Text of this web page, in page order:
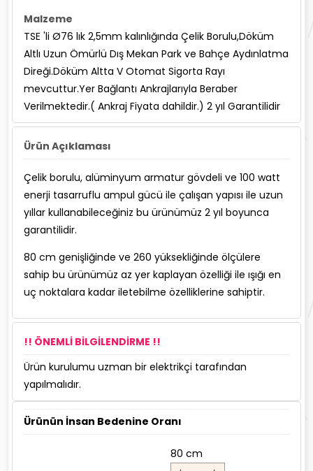
Malzeme
TSE 'li Ø76 lık 2,5mm kalınlığında Çelik Borulu,Döküm
Altlı Uzun Ömürlü Dış Mekan Park ve Bahçe Aydınlatma
Direği.Döküm Altta V Otomat Sigorta Rayı
mevcuttur.Yer Bağlantı Ankrajlarıyla Beraber
Verilmektedir.( Ankraj Fiyata dahildir.) 2 yıl Garantilidir
Ürün Açıklaması
Çelik borulu, alüminyum armatur gövdeli ve 100 watt
enerji tasarruflu ampul gücü ile çalışan yapısı ile uzun
yıllar kullanabileceğiniz bu ürünümüz 2 yıl boyunca
garantilidir.
80 cm genişliğinde ve 260 yüksekliğinde ölçülere
sahip bu ürünümüz az yer kaplayan özelliği ile ışığı en
uç noktalara kadar iletebilme özelliklerine sahiptir.
!! ÖNEMLİ BİLGİLENDİRME !!
Ürün kurulumu uzman bir elektrikçi tarafından
yapılmalıdır.
Ürünün İnsan Bedenine Oranı
80 cm